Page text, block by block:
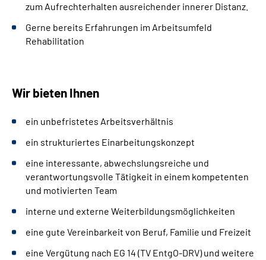
zum Aufrechterhalten ausreichender innerer Distanz.
Gerne bereits Erfahrungen im Arbeitsumfeld
Rehabilitation
Wir bieten Ihnen
ein unbefristetes Arbeitsverhältnis
ein strukturiertes Einarbeitungskonzept
eine interessante, abwechslungsreiche und
verantwortungsvolle Tätigkeit in einem kompetenten
und motivierten Team
interne und externe Weiterbildungsmöglichkeiten
eine gute Vereinbarkeit von Beruf, Familie und Freizeit
eine Vergütung nach EG 14 (TV EntgO-DRV) und weitere